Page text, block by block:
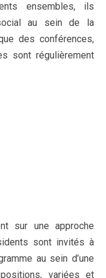
ensembles, ils
au sein de la
des conférences,
sont régulièrement
sur une approche
sont invités à
au sein d’une
variées et